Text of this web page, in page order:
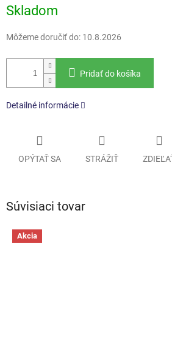
cena:
Skladom
Môžeme doručiť do: 10.8.2026
Pridať do košíka
Detailné informácie
OPÝTAŤ SA STRÁŽIŤ
Súvisiaci tovar
Akcia